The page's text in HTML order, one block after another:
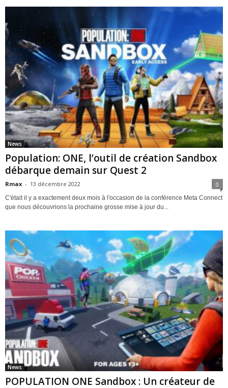
News
Population: ONE, l’outil de création Sandbox
débarque demain sur Quest 2
Rmax - 13 décembre 2022 0
C'était il y a exactement deux mois à l'occasion de la conférence Meta Connect
que nous découvrions la prochaine grosse mise à jour du...
News
POPULATION ONE Sandbox : Un créateur de